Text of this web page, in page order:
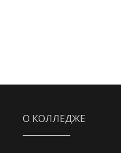
О КОЛЛЕДЖЕ